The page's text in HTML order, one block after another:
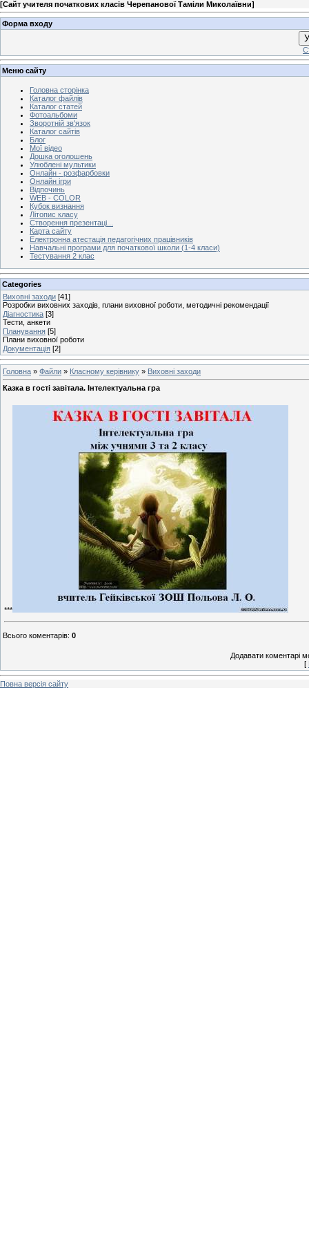
[Сайт учителя початкових класів Черепанової Таміли Миколаївни]
Форма входу
Меню сайту
Головна сторінка
Каталог файлів
Каталог статей
Фотоальбоми
Зворотній зв'язок
Каталог сайтів
Блог
Мої відео
Дошка оголошень
Улюблені мультики
Онлайн - розфарбовки
Онлайн ігри
Відпочинь
WEB - COLOR
Кубок визнання
Літопис класу
Створення презентаці...
Карта сайту
Електронна атестація педагогічних працівників
Навчальні програми для початкової школи (1-4 класи)
Тестування 2 клас
Categories
Виховні заходи [41]
Розробки виховних заходів, плани виховної роботи, методичні рекомендації
Діагностика [3]
Тести, анкети
Планування [5]
Плани виховної роботи
Документація [2]
Головна » Файли » Класному керівнику » Виховні заходи
Казка в гості завітала. Інтелектуальна гра
***
Всього коментарів: 0
Додавати коментарі
[
Повна версія сайту